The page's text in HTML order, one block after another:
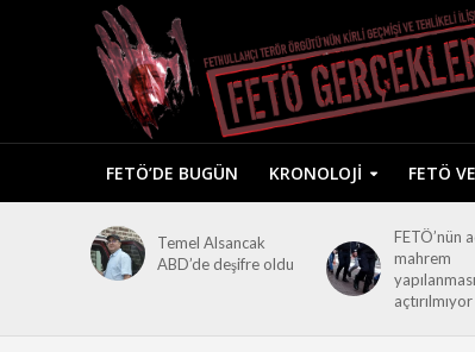
FETÖ’DE BUGÜN KRONOLOJI FETÖ
Temel Alsancak
ABD’de deşifre oldu
FETÖ’nün
mahrem
açtırılmıyor